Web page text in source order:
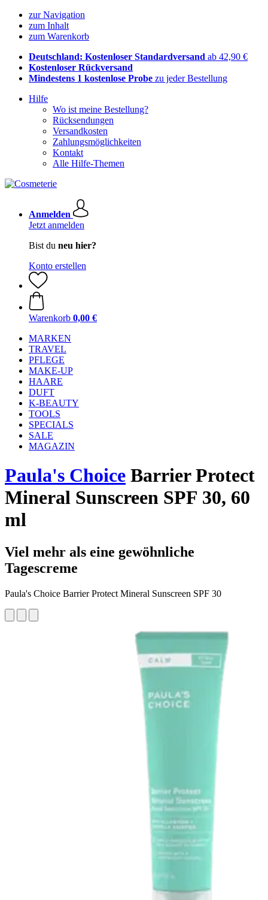
zur Navigation
zum Inhalt
zum Warenkorb
Deutschland: Kostenloser Standardversand ab 42,90 €
Kostenloser Rückversand
Mindestens 1 kostenlose Probe zu jeder Bestellung
Hilfe
Wo ist meine Bestellung?
Rücksendungen
Versandkosten
Zahlungsmöglichkeiten
Kontakt
Alle Hilfe-Themen
Anmelden
Jetzt anmelden
Bist du neu hier?
Konto erstellen
Warenkorb 0,00 €
MARKEN
TRAVEL
PFLEGE
MAKE-UP
HAARE
DUFT
K-BEAUTY
TOOLS
SPECIALS
SALE
MAGAZIN
Paula's Choice Barrier Protect
Mineral Sunscreen SPF 30, 60
ml
Viel mehr als eine gewöhnliche
Tagescreme
Paula's Choice Barrier Protect Mineral Sunscreen SPF 30